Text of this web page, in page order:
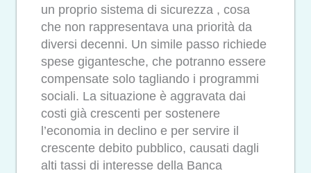
un proprio sistema di sicurezza , cosa
che non rappresentava una priorità da
diversi decenni. Un simile passo richiede
spese gigantesche, che potranno essere
compensate solo tagliando i programmi
sociali. La situazione è aggravata dai
costi già crescenti per sostenere
l’economia in declino e per servire il
crescente debito pubblico, causati dagli
alti tassi di interesse della Banca